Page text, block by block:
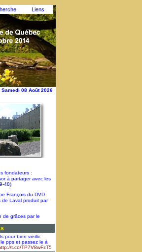
Liens
Samedi 08 Août 2026
fondateurs :
à partager avec les
48)
François du DVD
Laval produit par
de grâces par le
la canonisation de
et sainte Marie
canoniques à la
et de sciences
Laval
pour bien vieillir.
pps et passez le à
t.co/TP7V8wFzT5